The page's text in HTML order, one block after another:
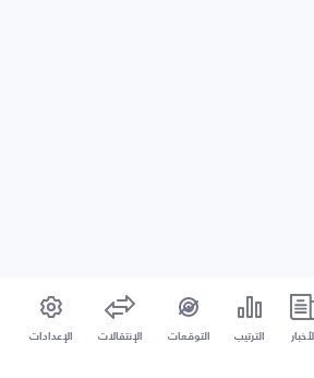
الأخبار الترتيب التوقعات الإنتقالات الإعدادات